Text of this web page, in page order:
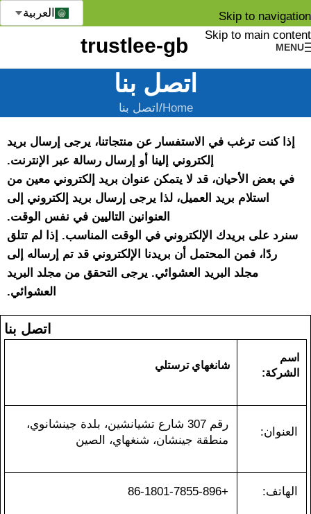
Skip to navigation
Skip to main content
MENU
العربية
اتصل بنا
Home اتصل بنا
إذا كنت ترغب في الاستفسار عن منتجاتنا، يرجى إرسال بريد
إلكتروني إلينا أو إرسال رسالة عبر الإنترنت.
في بعض الأحيان، قد لا يتمكن عنوان بريد إلكتروني معين من
استلام بريد العميل، لذا يرجى إرسال بريد إلكتروني إلى
العنوانين التاليين في نفس الوقت.
سنرد على بريدك الإلكتروني في الوقت المناسب. إذا لم تتلق
ردًا، فمن المحتمل أن بريدنا الإلكتروني قد تم إرساله إلى
مجلد البريد العشوائي. يرجى التحقق من مجلد البريد
العشوائي.
اتصل بنا
اسم
الشركة:
شانغهاي ترستلي
العنوان:
رقم 307 شارع تشيانشين، بلدة جينشانوي،
منطقة جينشان، شنغهاي، الصين
الهاتف: +86-1801-7855-896